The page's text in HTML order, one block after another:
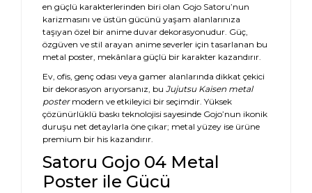
en güçlü karakterlerinden biri olan Gojo Satoru’nun
karizmasını ve üstün gücünü yaşam alanlarınıza
taşıyan özel bir anime duvar dekorasyonudur. Güç,
özgüven ve stil arayan anime severler için tasarlanan bu
metal poster, mekânlara güçlü bir karakter kazandırır.
Ev, ofis, genç odası veya gamer alanlarında dikkat çekici
bir dekorasyon arıyorsanız, bu Jujutsu Kaisen metal
postermodern ve etkileyici bir seçimdir. Yüksek
çözünürlüklü baskı teknolojisi sayesinde Gojo’nun ikonik
duruşu net detaylarla öne çıkar; metal yüzey ise ürüne
premium bir his kazandırır.
Satoru Gojo 04 Metal
Poster ile Gücü